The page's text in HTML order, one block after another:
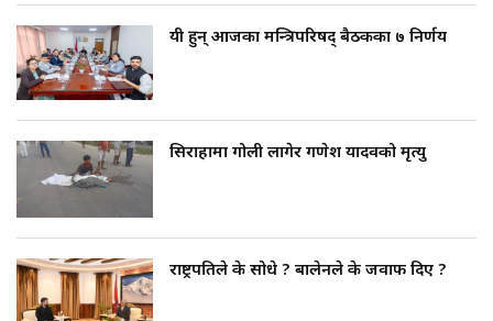
यी हुन् आजका मन्त्रिपरिषद् बैठकका ७ निर्णय
सिराहामा गोली लागेर गणेश यादवको मृत्यु
राष्ट्रपतिले के सोधे ? बालेनले के जवाफ दिए ?